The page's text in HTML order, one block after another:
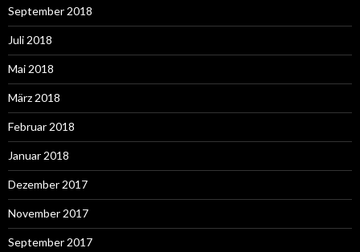
September 2018
Juli 2018
Mai 2018
März 2018
Februar 2018
Januar 2018
Dezember 2017
November 2017
September 2017